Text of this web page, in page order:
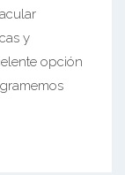
y
opción